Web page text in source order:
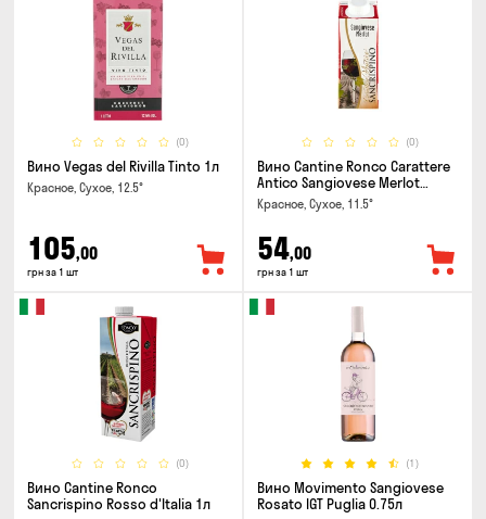
(0)
Вино Vegas del Rivilla Tinto 1л
Красное, Сухое, 12.5°
105,00
грн за 1 шт
(0)
Вино Cantine Ronco Carattere
Antico Sangiovese Merlot
Rubicone IGT 0.25л
Красное, Сухое, 11.5°
54,00
грн за 1 шт
(0)
Вино Cantine Ronco
Sancrispino Rosso d'Italia 1л
(1)
Вино Movimento Sangiovese
Rosato IGT Puglia 0.75л